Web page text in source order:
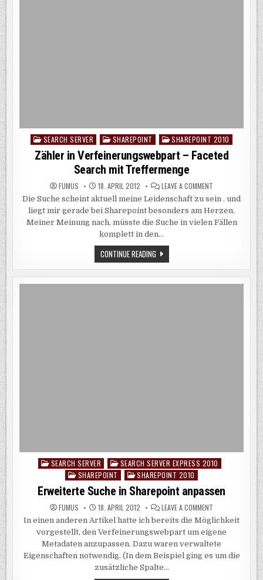
Posted
in
SEARCH SERVER SHAREPOINT SHAREPOINT 2010
Zähler in Verfeinerungswebpart – Faceted
Search mit Treffermenge
FUMUS 18. APRIL 2012 LEAVE A COMMENT
IN
–
FACETED
SEARCH
Die Suche scheint aktuell meine Leidenschaft zu sein . und
liegt mir gerade bei Sharepoint besonders am Herzen.
Meiner Meinung nach, müsste die Suche in vielen Fällen
komplett in den…
CONTINUE READINGZÄHLER
IN
VERFEINERUNGSWEBPART
–
FACETED
Posted
SEARCH SERVER
SEARCH SERVER EXPRESS 2010
SHAREPOINT
SHAREPOINT 2010
Erweiterte Suche in Sharepoint anpassen
FUMUS 18. APRIL 2012 LEAVE A COMMENT
SUCHE
SHAREPOINT
ANPASSEN
In einen anderen Artikel hatte ich bereits die Möglichkeit
vorgestellt, den Verfeinerungswebpart um eigene
Metadaten anzupassen. Dazu waren verwaltete
Eigenschaften notwendig. (In dem Beispiel ging es um die
zusätzliche Spalte…